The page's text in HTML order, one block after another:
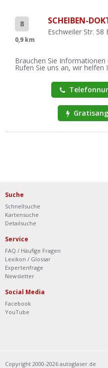
8
0,9 km
SCHEIBEN-
Eschweiler Str.
Brauchen Sie Informationen
Rufen Sie uns an, wir helfen
Suche
Schnellsuche
Kartensuche
Detailsuche
Service
FAQ / Häufige Fragen
Lexikon / Glossar
Expertenfrage
Newsletter
Social Media
Facebook
YouTube
Copyright 2000-2026 autoglaser.de